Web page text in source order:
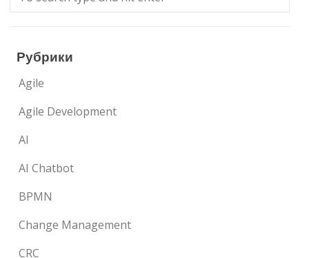
Рубрики
Agile
Agile Development
AI
AI Chatbot
BPMN
Change Management
CRC